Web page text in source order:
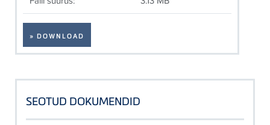
» DOWNLOAD
SEOTUD DOKUMENDID